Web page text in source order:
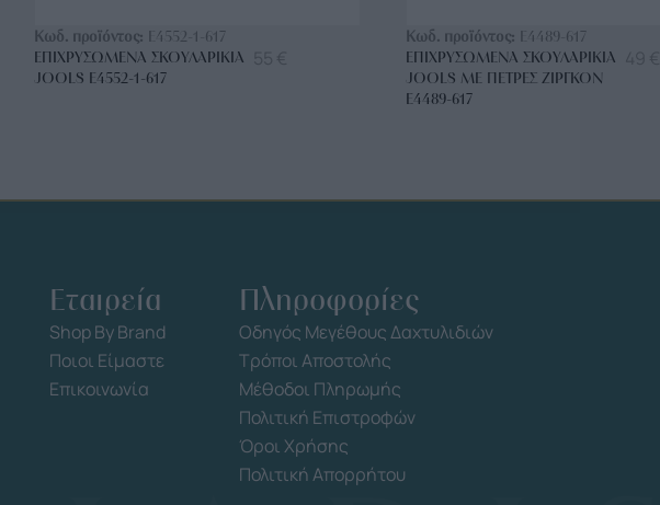
Κωδ. προϊόντος: E4552-1-617
ΕΠΙΧΡΥΣΩΜΈΝΑ ΣΚΟΥΛΑΡΊΚΙΑ
JOOLS E4552-1-617
Κωδ. προϊόντος: E4489-617
ΕΠΙΧΡΥΣΩΜΈΝΑ ΣΚΟΥΛΑΡΊΚΙΑ
JOOLS ΜΕ ΠΈΤΡΕΣ ΖΙΡΓΚΌΝ
E4489-617
Εταιρεία
Shop By Brand
Ποιοι Είμαστε
Επικοινωνία
Πληροφορίες
Οδηγός Μεγέθους Δαχτυλιδιών
Τρόποι Αποστολής
Μέθοδοι Πληρωμής
Πολιτική Επιστροφών
Όροι Χρήσης
Πολιτική Απορρήτου